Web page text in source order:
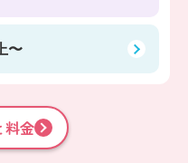
〜
料金